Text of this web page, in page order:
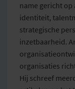
name gericht op
identiteit,
strategische
inzetbaarheid.
organisaties
Hij schreef